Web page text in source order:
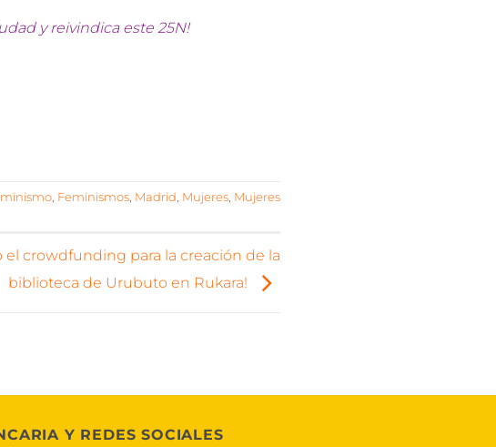
y reivindica este 25N!
, Feminismos, Madrid Mujeres, Mujeres
el crowdfunding para la creación de la
biblioteca de Urubuto en Rukara!
Y REDES SOCIALES